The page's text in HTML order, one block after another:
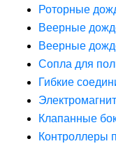
Роторные
Веерные
Веерные
Сопла для
Гибкие
Клапанные
Контроллеры